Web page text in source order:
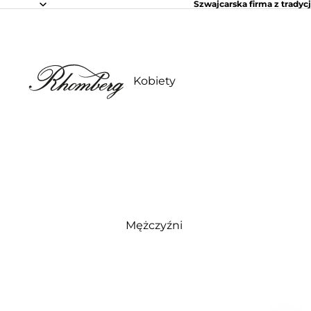
Szwajcarska firma z
Kobiety
Mężczyźni